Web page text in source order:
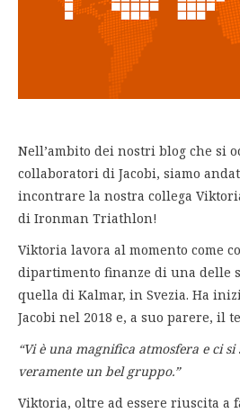
Nell’ambito dei nostri blog che si
collaboratori di Jacobi, siamo
incontrare la nostra collega
di Ironman Triathlon!
Viktoria lavora al momento come
dipartimento finanze di una delle
quella di Kalmar, in Svezia. Ha
Jacobi nel 2018 e, a suo parere, il
“Vi è una magnifica atmosfera e ci si
veramente un bel gruppo.”
Viktoria, oltre ad essere riuscita a